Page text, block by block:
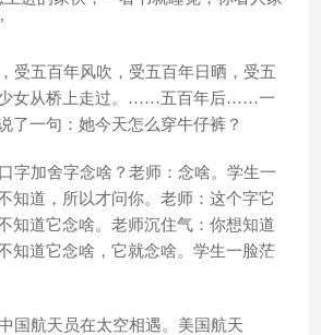
受五百年风吹，受五百年日晒，受五
少女从桥上走过。……五百年后……一
了一句：她今天怎么穿牛仔裤？
字加舍字念啥？老师：念啥。学生一
知道，所以才问你。老师：这个字它
知道它念啥。老师沉住气：你想知道
知道它念啥，它就念啥。学生一脸茫
国航天员在太空相遇。美国航天